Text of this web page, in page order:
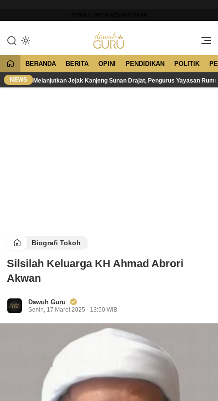
konten
Dawuh Guru
Merawat Tradisi, Membangun
BERANDA BERITA OPINI PENDIDIKAN POLITIK
NEWS Melanjutkan Jejak Kanjeng Sunan Drajat, Pengurus Yayasan
Biografi Tokoh
Silsilah Keluarga KH Ahmad Abrori
Akwan
Dawuh Guru
Senin, 17 Maret 2025 - 13:50 WIB